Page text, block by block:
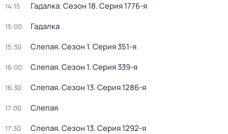
14:15 Гадалка. Сезон 18. Серия 1776-я
15:00 Гадалка
15:30 Слепая. Сезон 1. Серия 351-я
16:00 Слепая. Сезон 1. Серия 339-я
16:30 Слепая. Сезон 13. Серия 1286-я
17:00 Слепая
17:30 Слепая. Сезон 13. Серия 1292-я